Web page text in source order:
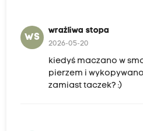
WS
wrażliwa stopa
2026-05-20
kiedyś maczano w
pierzem i
zamiast taczek? :)